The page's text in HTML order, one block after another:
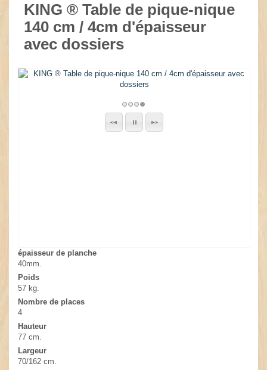
KING ® Table de pique-nique
140 cm / 4cm d'épaisseur
avec dossiers
épaisseur de planche
40mm.
Poids
57 kg.
Nombre de places
4
Hauteur
77 cm.
Largeur
70/162 cm.